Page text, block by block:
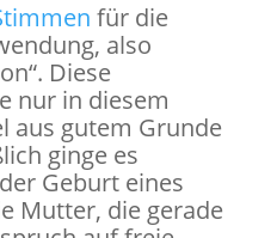
für die
also
Diese
nur in diesem
aus gutem Grunde
ginge es
Geburt eines
Mutter, die gerade